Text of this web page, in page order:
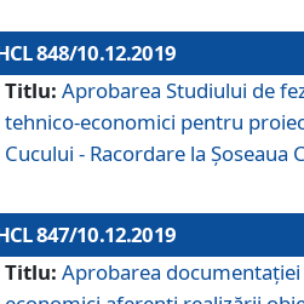
848/10.12.2019
Titlu: Aprobarea Studiului de
tehnico-economici pentru
Cucului - Racordare la Șoseaua
847/10.12.2019
Titlu: Aprobarea